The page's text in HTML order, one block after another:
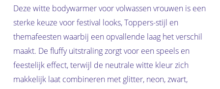
Deze witte bodywarmer voor volwassen vrouwen is een
sterke keuze voor festival looks, Toppers-stijl en
themafeesten waarbij een opvallende laag het verschil
maakt. De fluffy uitstraling zorgt voor een speels en
feestelijk effect, terwijl de neutrale witte kleur zich
makkelijk laat combineren met glitter, neon, zwart,